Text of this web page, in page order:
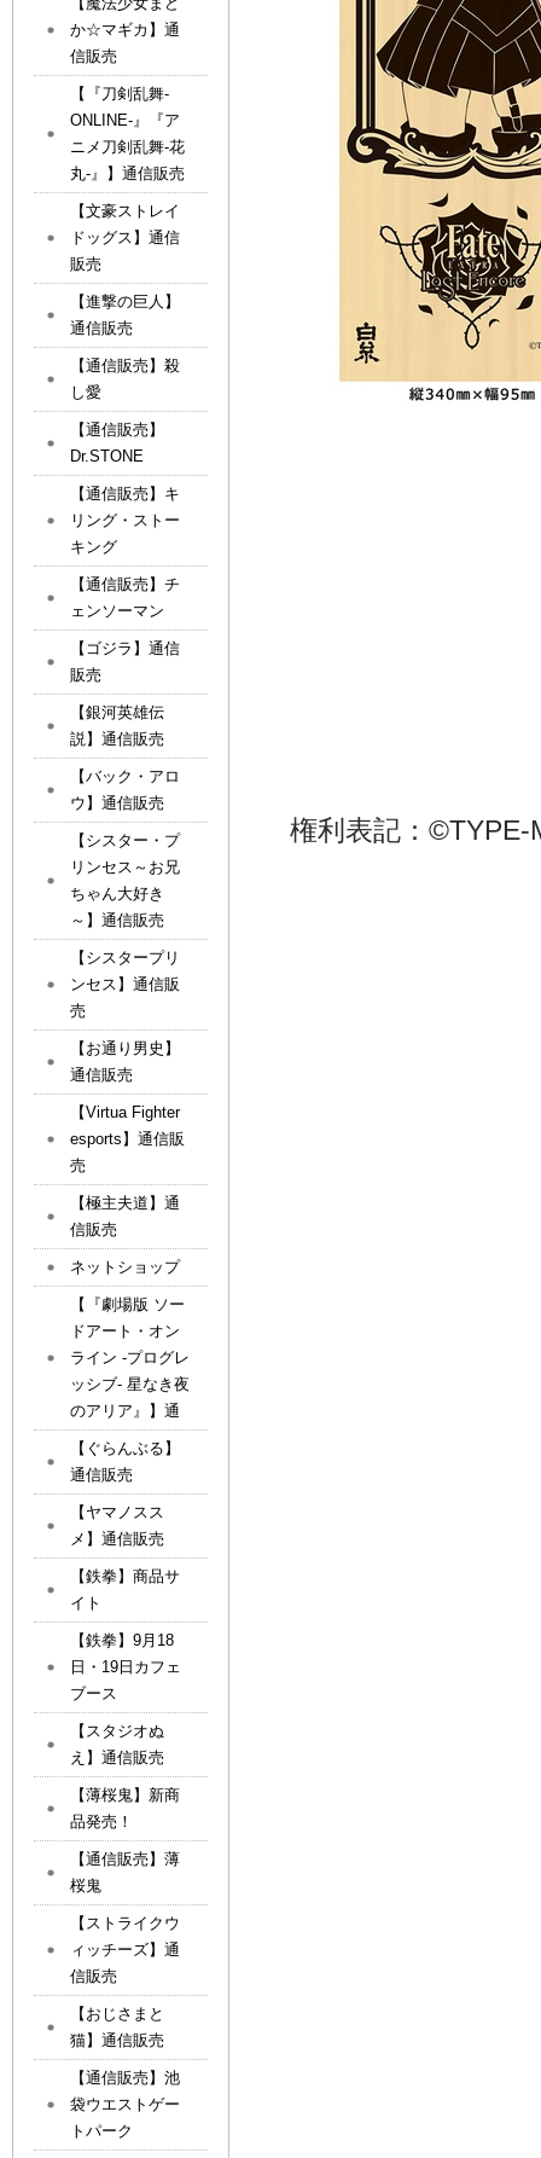
権利表記：©TYPE-
か☆マギカ】通
信販売
【『刀剣乱舞-
ONLINE-』『ア
ニメ刀剣乱舞-花
丸-』】通信販売
【文豪ストレイ
ドッグス】通信
販売
【進撃の巨人】
通信販売
【通信販売】殺
し愛
【通信販売】
Dr.STONE
【通信販売】キ
リング・ストー
キング
【通信販売】チ
ェンソーマン
【ゴジラ】通信
販売
【銀河英雄伝
説】通信販売
【バック・アロ
ウ】通信販売
【シスター・プ
リンセス～お兄
ちゃん大好き
～】通信販売
【シスタープリ
ンセス】通信販
売
【お通り男史】
通信販売
【Virtua Fighter
esports】通信販
売
【極主夫道】通
信販売
ネットショップ
【『劇場版 ソー
ドアート・オン
ライン -プログレ
ッシブ- 星なき夜
のアリア』】通
【ぐらんぶる】
通信販売
【ヤマノスス
メ】通信販売
【鉄拳】商品サ
イト
【鉄拳】9月18
日・19日カフェ
ブース
【スタジオぬ
え】通信販売
【薄桜鬼】新商
品発売！
【通信販売】薄
桜鬼
【ストライクウ
ィッチーズ】通
信販売
【おじさまと
猫】通信販売
【通信販売】池
袋ウエストゲー
トパーク